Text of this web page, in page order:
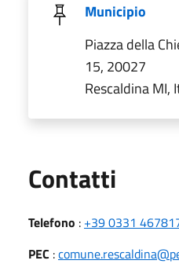
Municipio
Piazza della
15, 20027
Rescaldina MI,
Contatti
Telefono : +39 0331
PEC :